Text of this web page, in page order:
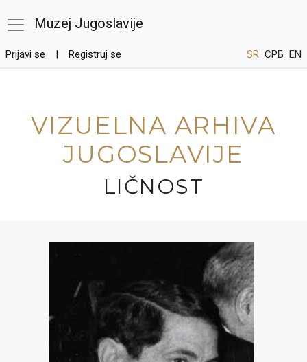
Muzej Jugoslavije
Prijavi se Registruj se SR СРБ EN
VIZUELNA ARHIVA
JUGOSLAVIJE
LIČNOST